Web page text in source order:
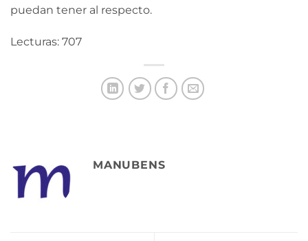
puedan tener al respecto.
Lecturas: 707
MANUBENS